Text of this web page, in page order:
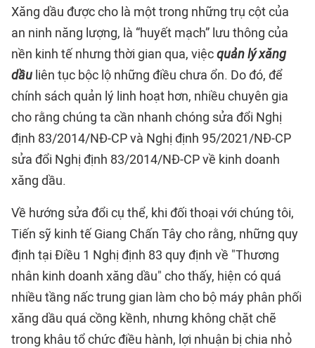
Xăng dầu được cho là một trong những trụ cột của
an ninh năng lượng, là “huyết mạch” lưu thông của
nền kinh tế nhưng thời gian qua, việcquản lý xăng
dầu liên tục bộc lộ những điều chưa ổn. Do đó, để
chính sách quản lý linh hoạt hơn, nhiều chuyên gia
cho rằng chúng ta cần nhanh chóng sửa đổi Nghị
định 83/2014/NĐ-CP và Nghị định 95/2021/NĐ-CP
sửa đổi Nghị định 83/2014/NĐ-CP về kinh doanh
xăng dầu.
Về hướng sửa đổi cụ thể, khi đối thoại với chúng tôi,
Tiến sỹ kinh tế Giang Chấn Tây cho rằng, những quy
định tại Điều 1 Nghị định 83 quy định về "Thương
nhân kinh doanh xăng dầu" cho thấy, hiện có quá
nhiều tầng nấc trung gian làm cho bộ máy phân phối
xăng dầu quá cồng kềnh, nhưng không chặt chẽ
trong khâu tổ chức điều hành, lợi nhuận bị chia nhỏ